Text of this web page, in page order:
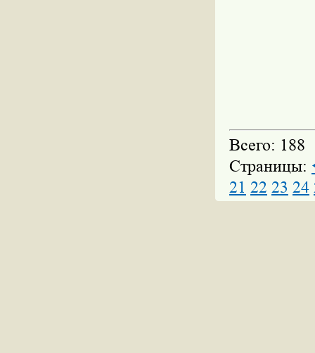
Всего: 188
Страницы:
21 22 23 24